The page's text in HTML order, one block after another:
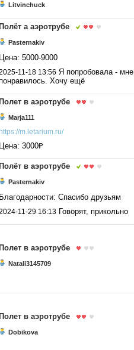
Litvinchuck
Полёт а аэротрубе
Pasternakiv
Цена: 5000-9000
11-18 13:56 Я попробовала -
Хочу ещё
Полет в аэротрубе
Marja111
https://m.letarium.ru/
Цена: 3000₽
Полёт в аэротрубе
Pasternakiv
Благодарности: Спасибо друзьям
11-29 16:13 Говорят, прикольно
Полет в аэротрубе
Natali3145709
Полет в аэротрубе
Dobikova